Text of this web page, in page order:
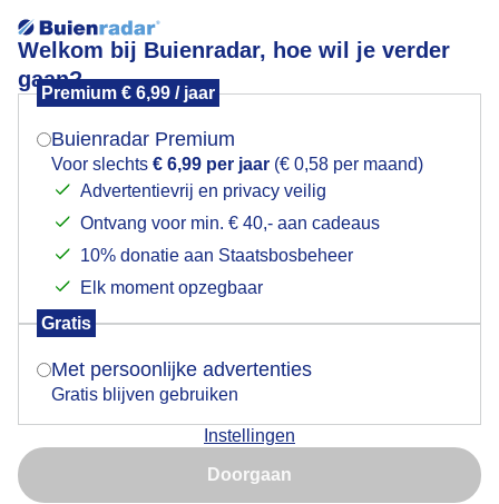
Welkom bij Buienradar, hoe wil je verder
gaan?
Premium € 6,99 / jaar
Buienradar Premium
Voor slechts € 6,99 per jaar (€ 0,58 per maand)
Advertentievrij en privacy veilig
Ontvang voor min. € 40,- aan cadeaus
10% donatie aan Staatsbosbeheer
Elk moment opzegbaar
Gratis
Met persoonlijke advertenties
Gratis blijven gebruiken
Instellingen
Doorgaan
Heerlijk terrasweer langs het water.
Langs de Oude Rijn.
Mogen we je locatie gebruiken voor het
Indien je hier nog geen akkoord op hebt gegeven,
verschijnt er zo een pop-up uit je browser waarin
Is goed, toon de popup
Nu niet, misschien later